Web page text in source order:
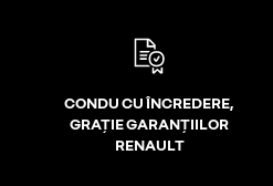
CONDU CU ÎNCREDERE,
GRAȚIE GARANȚIILOR
RENAULT